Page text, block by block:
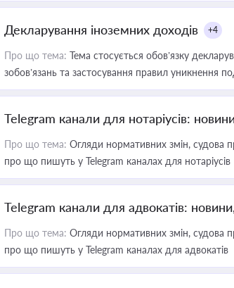
Декларування іноземних доходів +4
Про що тема: Тема стосується обов’язку
зобов’язань та застосування правил уникнення
Telegram канали для нотаріусів:
Про що тема: Огляди нормативних змін, судова
про що пишуть у Telegram каналах для нотаріусів
Telegram канали для адвокатів:
Про що тема: Огляди нормативних змін, судова
про що пишуть у Telegram каналах для адвокатів